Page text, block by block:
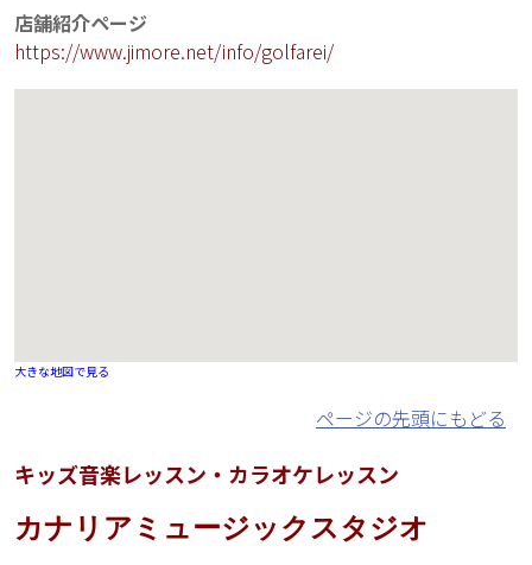
店舗紹介ページ
https://www.jimore.net/info/golfarei/
大きな地図で見る
ページの先頭にもどる
キッズ音楽レッスン・カラオケレッスン
カナリアミュージックスタジオ